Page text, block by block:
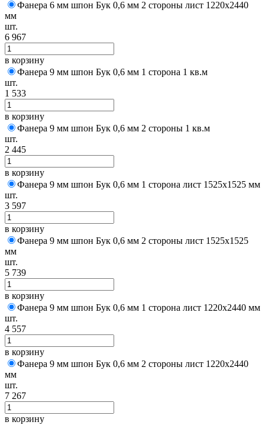
Фанера 6 мм шпон Бук 0,6 мм 2 стороны лист 1220х2440
мм
шт.
6 967
в корзину
Фанера 9 мм шпон Бук 0,6 мм 1 сторона 1 кв.м
шт.
1 533
в корзину
Фанера 9 мм шпон Бук 0,6 мм 2 стороны 1 кв.м
шт.
2 445
в корзину
Фанера 9 мм шпон Бук 0,6 мм 1 сторона лист 1525х1525 мм
шт.
3 597
в корзину
Фанера 9 мм шпон Бук 0,6 мм 2 стороны лист 1525х1525
мм
шт.
5 739
в корзину
Фанера 9 мм шпон Бук 0,6 мм 1 сторона лист 1220х2440 мм
шт.
4 557
в корзину
Фанера 9 мм шпон Бук 0,6 мм 2 стороны лист 1220х2440
мм
шт.
7 267
в корзину